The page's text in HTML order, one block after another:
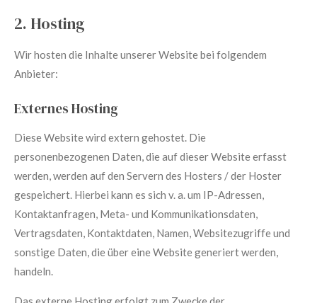
2. Hosting
Wir hosten die Inhalte unserer Website bei folgendem
Anbieter:
Externes Hosting
Diese Website wird extern gehostet. Die
personenbezogenen Daten, die auf dieser Website erfasst
werden, werden auf den Servern des Hosters / der Hoster
gespeichert. Hierbei kann es sich v. a. um IP-Adressen,
Kontaktanfragen, Meta- und Kommunikationsdaten,
Vertragsdaten, Kontaktdaten, Namen, Websitezugriffe und
sonstige Daten, die über eine Website generiert werden,
handeln.